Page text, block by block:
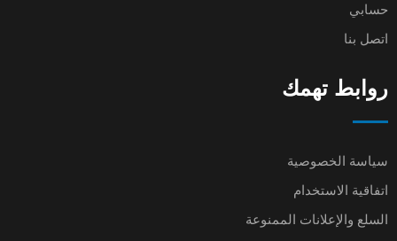
حسابي
اتصل بنا
روابط تهمك
سياسة الخصوصية
اتفاقية الاستخدام
السلع والإعلانات الممنوعة